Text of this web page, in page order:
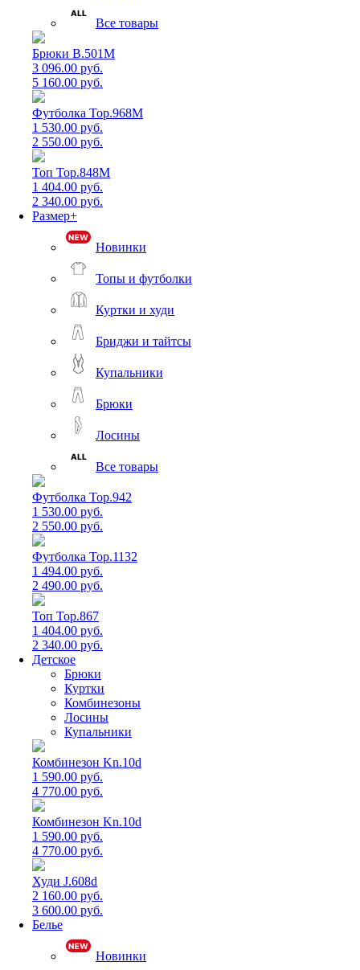
Все товары
Брюки B.501M
3 096.00 руб.
5 160.00 руб.
Футболка Top.968M
1 530.00 руб.
2 550.00 руб.
Топ Top.848M
1 404.00 руб.
2 340.00 руб.
Размер+
Новинки
Топы и футболки
Куртки и худи
Бриджи и тайтсы
Купальники
Брюки
Лосины
Все товары
Футболка Top.942
1 530.00 руб.
2 550.00 руб.
Футболка Top.1132
1 494.00 руб.
2 490.00 руб.
Топ Top.867
1 404.00 руб.
2 340.00 руб.
Детское
Брюки
Куртки
Комбинезоны
Лосины
Купальники
Комбинезон Kn.10d
1 590.00 руб.
4 770.00 руб.
Комбинезон Kn.10d
1 590.00 руб.
4 770.00 руб.
Худи J.608d
2 160.00 руб.
3 600.00 руб.
Белье
Новинки